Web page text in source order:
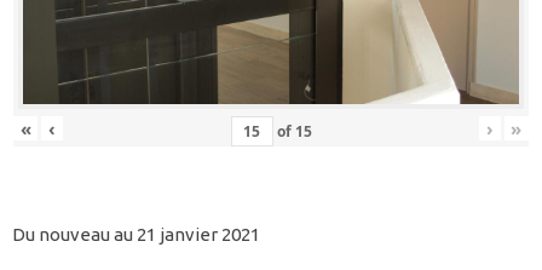
« ‹ of 15 › »
Du nouveau au 21 janvier 2021